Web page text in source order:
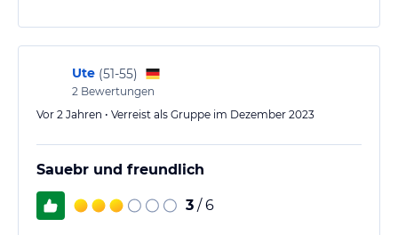
Ute (51-55)
2 Bewertungen
Vor 2 Jahren • Verreist als Gruppe im Dezember 2023
Sauebr und freundlich
3 / 6